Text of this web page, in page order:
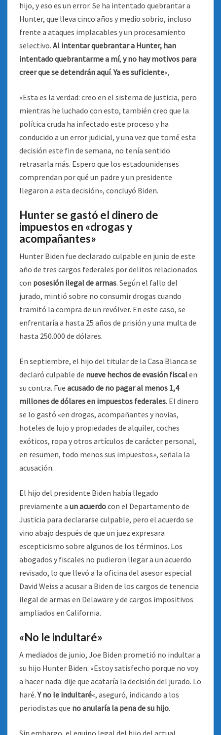
hijo, y eso es un error. Se ha intentado quebrantar a
Hunter, que lleva cinco años y medio sobrio, incluso
frente a ataques implacables y un procesamiento
selectivo. Al intentar quebrantar a Hunter, han
intentado quebrantarme a mí, y no hay motivos para
creer que se detendrán aquí.Ya es suficiente«,
«Esta es la verdad: creo en el sistema de justicia, pero
mientras he luchado con esto, también creo que la
política cruda ha infectado este proceso y ha
conducido a un error judicial, y una vez que tomé esta
decisión este fin de semana, no tenía sentido
retrasarla más. Espero que los estadounidenses
comprendan por qué un padre y un presidente
llegaron a esta decisión», concluyó Biden.
Hunter se gastó el dinero de
impuestos en «drogas y
acompañantes»
Hunter Biden fue declarado culpable en junio de este
año de tres cargos federales por delitos relacionados
con posesión ilegal de armas. Según el fallo del
jurado, mintió sobre no consumir drogas cuando
tramitó la compra de un revólver. En este caso, se
enfrentaría a hasta 25 años de prisión y una multa de
hasta 250.000 de dólares.
En septiembre, el hijo del titular de la Casa Blanca se
declaró culpable de nueve hechos de evasión fiscalen
su contra. Fue acusado de no pagar al menos 1,4
millones de dólares en impuestos federales. El dinero
se lo gastó «en drogas, acompañantes y novias,
hoteles de lujo y propiedades de alquiler, coches
exóticos, ropa y otros artículos de carácter personal,
en resumen, todo menos sus impuestos», señala la
acusación.
El hijo del presidente Biden había llegado
previamente a un acuerdocon el Departamento de
Justicia para declararse culpable, pero el acuerdo se
vino abajo después de que un juez expresara
escepticismo sobre algunos de los términos. Los
abogados y fiscales no pudieron llegar a un acuerdo
revisado, lo que llevó a la oficina del asesor especial
David Weiss a acusar a Biden de los cargos de tenencia
ilegal de armas en Delaware y de cargos impositivos
ampliados en California.
«No le indultaré»
A mediados de junio, Joe Biden prometió no indultar a
su hijo Hunter Biden. «Estoy satisfecho porque no voy
a hacer nada: dije que acataría la decisión del jurado. Lo
haré.Y no le indultaré«, aseguró, indicando a los
periodistas que no anularía la pena de su hijo.
Sin embargo, el equipo legal del hijo del actual